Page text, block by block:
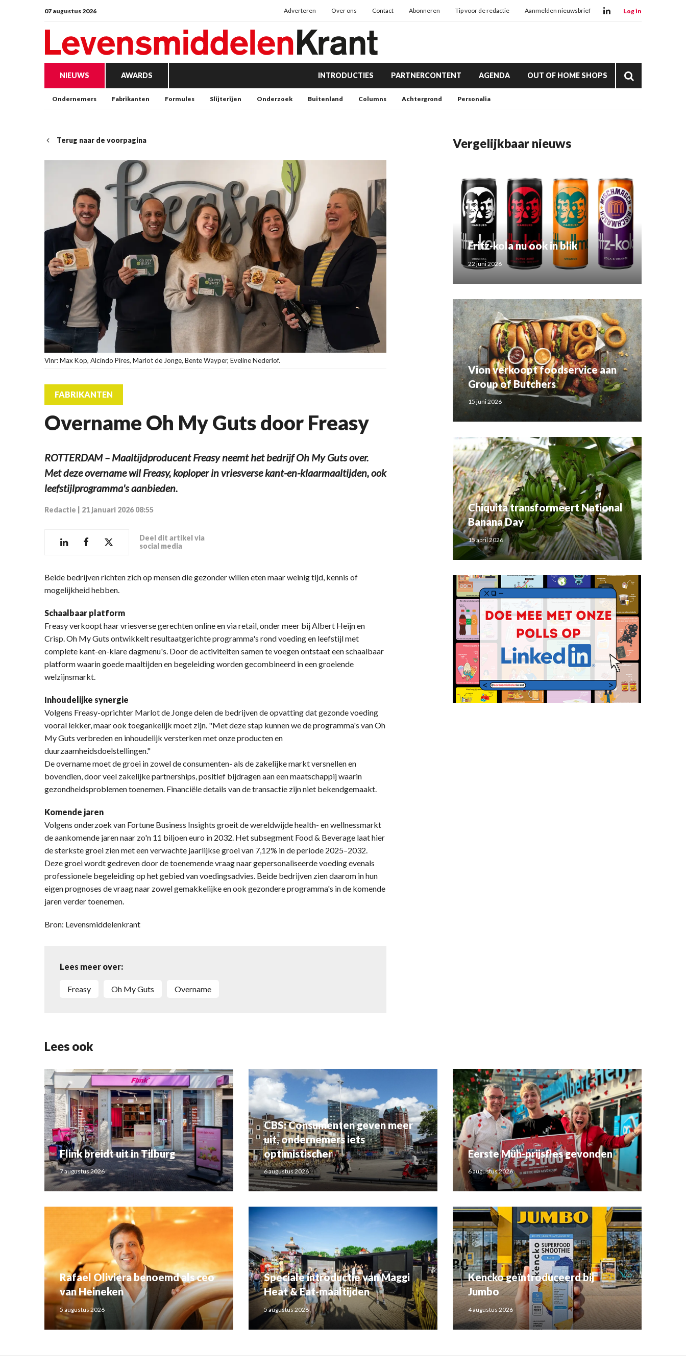
07 augustus 2026 Adverteren Over ons Contact Abonneren Tip voor de redactie Aanmelden nieuwsbrief Log in
NIEUWS AWARDS INTRODUCTIES PARTNERCONTENT AGENDA OUT OF HOME SHOPS
Ondernemers Fabrikanten Formules Slijterijen Onderzoek Buitenland Columns Achtergrond Personalia
Terug naar de voorpagina
Vlnr: Max Kop, Alcindo Pires, Marlot de Jonge, Bente Wayper, Eveline Nederlof.
FABRIKANTEN
Overname Oh My Guts door Freasy
ROTTERDAM – Maaltijdproducent Freasy neemt het bedrijf Oh My Guts over.
Met deze overname wil Freasy, koploper in vriesverse kant-en-klaarmaaltijden, ook
leefstijlprogramma's aanbieden.
Redactie 21 januari 2026 08:55
Deel dit artikel via
social media
Beide bedrijven richten zich op mensen die gezonder willen eten maar weinig tijd, kennis of
mogelijkheid hebben.
Schaalbaar platform
Freasy verkoopt haar vriesverse gerechten online en via retail, onder meer bij Albert Heijn en
Crisp. Oh My Guts ontwikkelt resultaatgerichte programma's rond voeding en leefstijl met
complete kant-en-klare dagmenu's. Door de activiteiten samen te voegen ontstaat een schaalbaar
platform waarin goede maaltijden en begeleiding worden gecombineerd in een groeiende
welzijnsmarkt.
Inhoudelijke synergie
Volgens Freasy-oprichter Marlot de Jonge delen de bedrijven de opvatting dat gezonde voeding
vooral lekker, maar ook toegankelijk moet zijn. "Met deze stap kunnen we de programma's van Oh
My Guts verbreden en inhoudelijk versterken met onze producten en
duurzaamheidsdoelstellingen."
De overname moet de groei in zowel de consumenten- als de zakelijke markt versnellen en
bovendien, door veel zakelijke partnerships, positief bijdragen aan een maatschappij waarin
gezondheidsproblemen toenemen. Financiële details van de transactie zijn niet bekendgemaakt.
Komende jaren
Volgens onderzoek van Fortune Business Insights groeit de wereldwijde health- en wellnessmarkt
de aankomende jaren naar zo'n 11 biljoen euro in 2032. Het subsegment Food & Beverage laat hier
de sterkste groei zien met een verwachte jaarlijkse groei van 7,12% in de periode 2025–2032.
Deze groei wordt gedreven door de toenemende vraag naar gepersonaliseerde voeding evenals
professionele begeleiding op het gebied van voedingsadvies. Beide bedrijven zien daarom in hun
eigen prognoses de vraag naar zowel gemakkelijke en ook gezondere programma's in de komende
jaren verder toenemen.
Bron: Levensmiddelenkrant
Lees meer over:
Freasy Oh My Guts overname
Vergelijkbaar nieuws
Fritz-kola nu ook in blik
22 juni 2026
Vion verkoopt foodservice aan
Group of Butchers
15 juni 2026
Chiquita transformeert National
Banana Day
15 april 2026
Lees ook
Flink breidt uit in Tilburg
7 augustus 2026
CBS: Consumenten geven meer
uit, ondernemers iets
optimistischer
6 augustus 2026
Eerste Müh-prijsfles gevonden
6 augustus 2026
Rafael Oliviera benoemd als ceo
van Heineken
5 augustus 2026
Speciale introductie van Maggi
Heat & Eat-maaltijden
5 augustus 2026
Kencko geïntroduceerd bij
Jumbo
4 augustus 2026